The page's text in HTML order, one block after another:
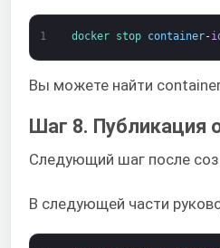
1 docker stop container-
Вы можете найти
Шаг 8. Публикация
Следующий шаг после
В следующей части